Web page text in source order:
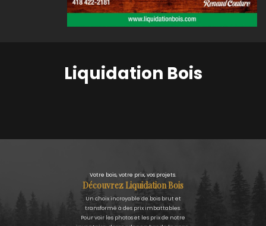
Liquidation Bois
Votre bois, votre prix, vos projets.
Découvrez Liquidation Bois
Un choix incroyable de bois brut et
transformé à des prix imbattables.
Pour voir les photos et les prix de notre